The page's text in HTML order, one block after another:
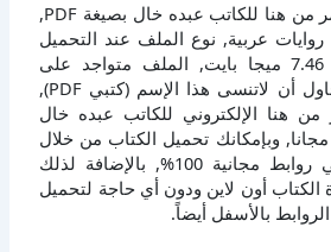
تحميل كتاب الموت يمر من هنا للكاتب عبده خال بصيغة PDF,
عربية, نوع الملف عند التحميل
سيكون pdf, وحجمه 7.46 ميجا بايت, الملف متواجد على
موقعنا (كتبي PDF), حاول أن لاتنسى هذا الإسم (كتبي PDF),
هنا الإلكتروني للكاتب عبده خال
وبإمكانك تحميل الكتاب من خلال
الروابط بالأسفل, وهي روابط مجانية 100%, بالإضافة لذلك
الكتاب أون لاين ودون أي حاجة لتحميل
بالأسفل أيضاً.